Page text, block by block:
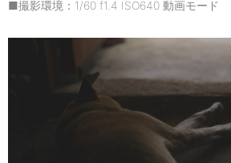
■撮影環境：1/60 f1.4 ISO640 動画モード